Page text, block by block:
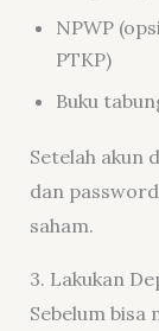
NPWP
PTKP)
Buku
Setelah akun
dan
saham.
3. Lakukan
Sebelum bisa